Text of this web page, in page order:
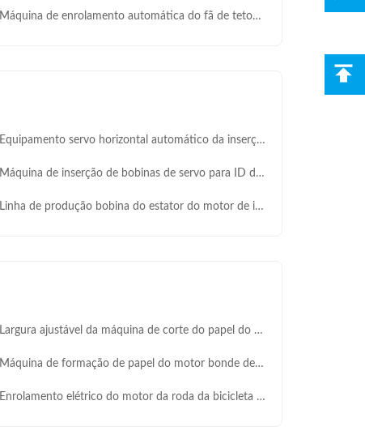
Máquina de enrolamento automática do fã de teto/máquina de enrolamento elétrica do filamento
Equipamento servo horizontal automático da inserção do estator do PLC com altura da pilha de 30-120mm para a máquina de inserção da bobina da bomba do poço profundo
Máquina de inserção de bobinas de servo para ID do estator de 100-200 mm
Linha de produção bobina do estator do motor de indução que introduz a máquina
Largura ajustável da máquina de corte do papel do estator da cunha de entalhe
Máquina de formação de papel do motor bonde de máquina de corte da cunha da isolação da armadura
Enrolamento elétrico do motor da roda da bicicleta da eficiência da máquina do motor elétrico